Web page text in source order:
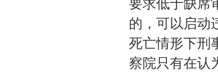
要求低于缺席
的，可以启动
死亡情形下刑
察院只有在认